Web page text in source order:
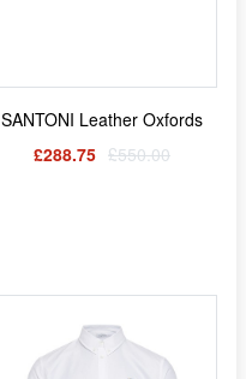
SANTONI Leather Oxfords
£288.75 £550.00